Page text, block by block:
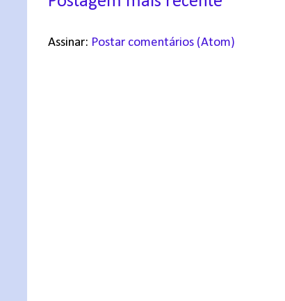
Assinar: Postar comentários (Atom)